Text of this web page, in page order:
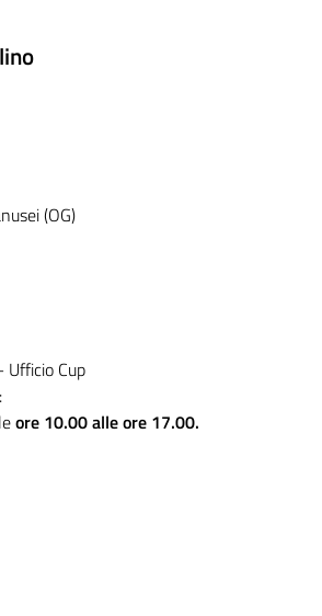
(OG)
Ufficio Cup
:
ore 10.00 alle ore 17.00.